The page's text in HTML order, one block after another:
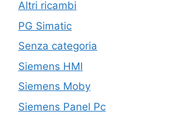
Altri ricambi
PG Simatic
Senza categoria
Siemens HMI
Siemens Moby
Siemens Panel Pc